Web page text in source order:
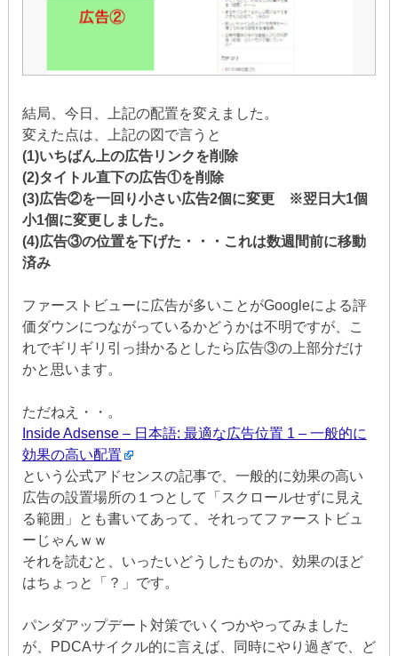
結局、今日、上記の配置を変えました。
変えた点は、上記の図で言うと
(1)いちばん上の広告リンクを削除
(2)タイトル直下の広告①を削除
(3)広告②を一回り小さい広告2個に変更 ※翌日大1個
小1個に変更しました。
(4)広告③の位置を下げた・・・これは数週間前に移動
済み
ファーストビューに広告が多いことがGoogleによる評
価ダウンにつながっているかどうかは不明ですが、こ
れでギリギリ引っ掛かるとしたら広告③の上部分だけ
かと思います。
ただねえ・・。
Inside Adsense – 日本語: 最適な広告位置 1 – 一般的に
効果の高い配置
という公式アドセンスの記事で、一般的に効果の高い
広告の設置場所の１つとして「スクロールせずに見え
る範囲」とも書いてあって、それってファーストビュ
ーじゃんｗｗ
それを読むと、いったいどうしたものか、効果のほど
はちょっと「？」です。
パンダアップデート対策でいくつかやってみました
が、PDCAサイクル的に言えば、同時にやり過ぎで、ど